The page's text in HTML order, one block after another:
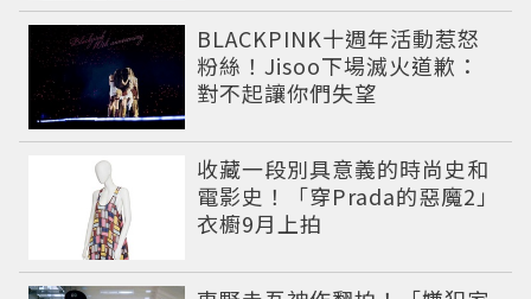
BLACKPINK十週年活動惹怒
粉絲！Jisoo下場滅火道歉：
對不起讓你們失望
收藏一段別具意義的時尚史和
電影史！「穿Prada的惡魔2」
衣櫥9月上拍